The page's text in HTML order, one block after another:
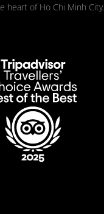
heart of Ho Chi Minh City.